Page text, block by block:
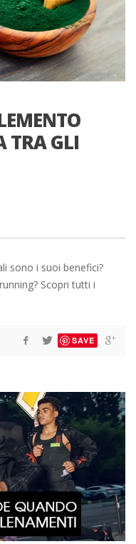
TRA GLI
sono i suoi benefici?
Scopri tutti i
SAVE